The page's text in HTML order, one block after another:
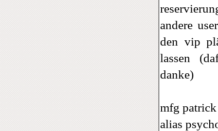
andere
den vip
lassen
danke)
mfg patrick
alias